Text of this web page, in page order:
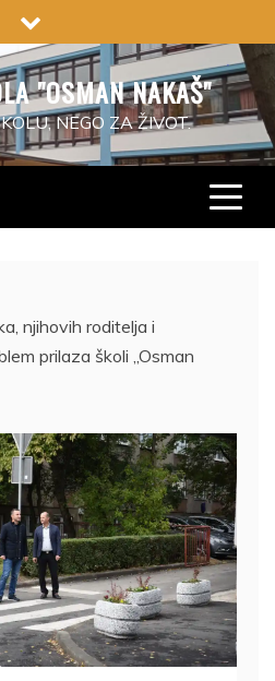
"OSMAN NAKAŠ"
NEGO ZA ŽIVOT.
njihovih roditelja i
prilaza školi „Osman